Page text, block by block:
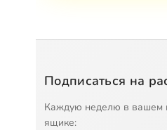
Подписаться на
Каждую неделю в вашем
ящике: